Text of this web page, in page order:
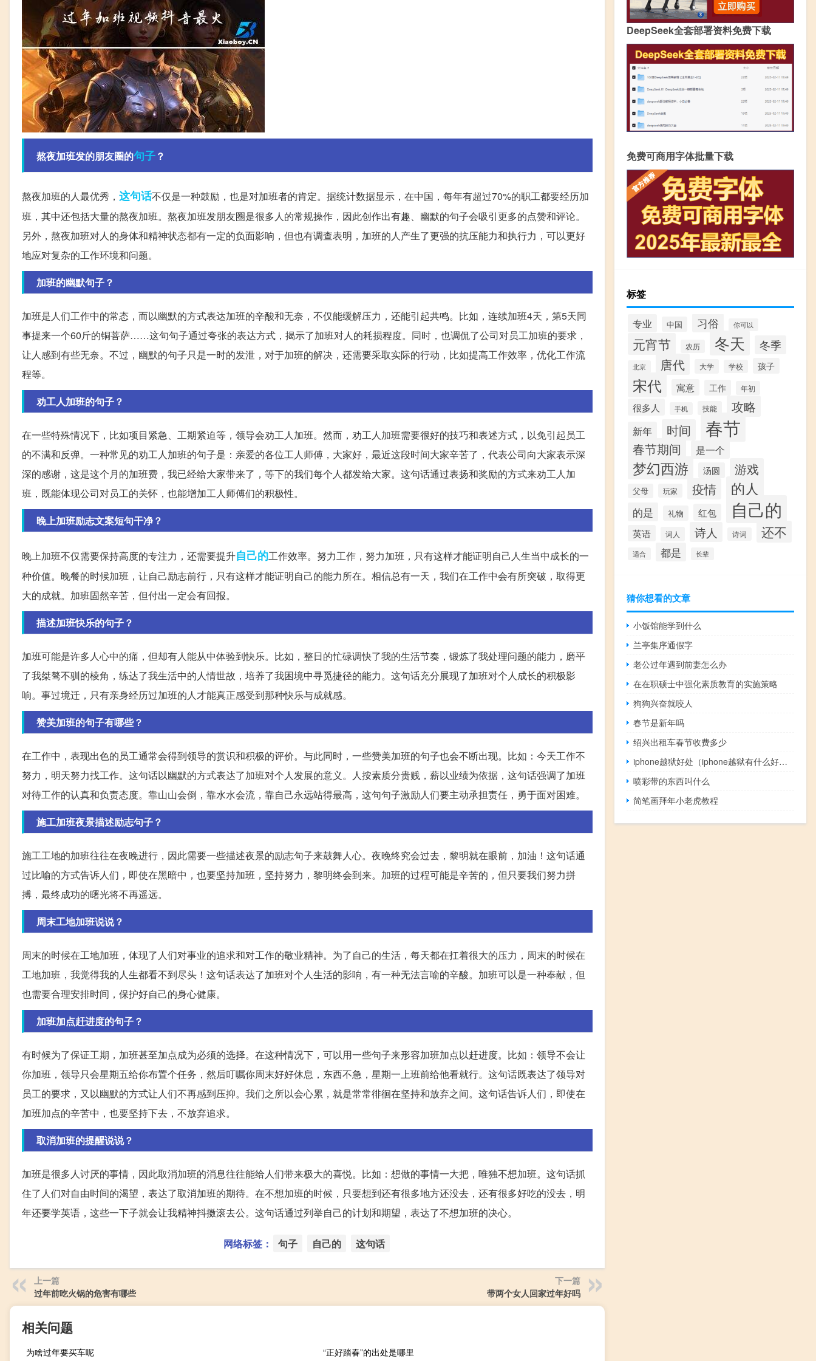
熬夜加班发的朋友圈的句子？
熬夜加班的人最优秀， 这句话不仅是一种鼓励，也是对加班者的肯定。据统计数据显示，在中国，每年有超过70%的职工都要经历加
班，其中还包括大量的熬夜加班。熬夜加班发朋友圈是很多人的常规操作，因此创作出有趣、幽默的句子会吸引更多的点赞和评论。
另外，熬夜加班对人的身体和精神状态都有一定的负面影响，但也有调查表明，加班的人产生了更强的抗压能力和执行力，可以更好
地应对复杂的工作环境和问题。
加班的幽默句子？
加班是人们工作中的常态，而以幽默的方式表达加班的辛酸和无奈，不仅能缓解压力，还能引起共鸣。比如，连续加班4天，第5天同
事提来一个60斤的铜菩萨……这句句子通过夸张的表达方式，揭示了加班对人的耗损程度。同时，也调侃了公司对员工加班的要求，
让人感到有些无奈。不过，幽默的句子只是一时的发泄，对于加班的解决，还需要采取实际的行动，比如提高工作效率，优化工作流
程等。
劝工人加班的句子？
在一些特殊情况下，比如项目紧急、工期紧迫等，领导会劝工人加班。然而，劝工人加班需要很好的技巧和表述方式，以免引起员工
的不满和反弹。一种常见的劝工人加班的句子是：亲爱的各位工人师傅，大家好，最近这段时间大家辛苦了，代表公司向大家表示深
深的感谢，这是这个月的加班费，我已经给大家带来了，等下的我们每个人都发给大家。这句话通过表扬和奖励的方式来劝工人加
班，既能体现公司对员工的关怀，也能增加工人师傅们的积极性。
晚上加班励志文案短句干净？
晚上加班不仅需要保持高度的专注力，还需要提升自己的工作效率。努力工作，努力加班，只有这样才能证明自己人生当中成长的一
种价值。晚餐的时候加班，让自己励志前行，只有这样才能证明自己的能力所在。相信总有一天，我们在工作中会有所突破，取得更
大的成就。加班固然辛苦，但付出一定会有回报。
描述加班快乐的句子？
加班可能是许多人心中的痛，但却有人能从中体验到快乐。比如，整日的忙碌调快了我的生活节奏，锻炼了我处理问题的能力，磨平
了我桀骜不驯的棱角，练达了我生活中的人情世故，培养了我困境中寻觅捷径的能力。这句话充分展现了加班对个人成长的积极影
响。事过境迁，只有亲身经历过加班的人才能真正感受到那种快乐与成就感。
赞美加班的句子有哪些？
在工作中，表现出色的员工通常会得到领导的赏识和积极的评价。与此同时，一些赞美加班的句子也会不断出现。比如：今天工作不
努力，明天努力找工作。这句话以幽默的方式表达了加班对个人发展的意义。人按素质分贵贱，薪以业绩为依据，这句话强调了加班
对待工作的认真和负责态度。靠山山会倒，靠水水会流，靠自己永远站得最高，这句句子激励人们要主动承担责任，勇于面对困难。
施工加班夜景描述励志句子？
施工工地的加班往往在夜晚进行，因此需要一些描述夜景的励志句子来鼓舞人心。夜晚终究会过去，黎明就在眼前，加油！这句话通
过比喻的方式告诉人们，即使在黑暗中，也要坚持加班，坚持努力，黎明终会到来。加班的过程可能是辛苦的，但只要我们努力拼
搏，最终成功的曙光将不再遥远。
周末工地加班说说？
周末的时候在工地加班，体现了人们对事业的追求和对工作的敬业精神。为了自己的生活，每天都在扛着很大的压力，周末的时候在
工地加班，我觉得我的人生都看不到尽头！这句话表达了加班对个人生活的影响，有一种无法言喻的辛酸。加班可以是一种奉献，但
也需要合理安排时间，保护好自己的身心健康。
加班加点赶进度的句子？
有时候为了保证工期，加班甚至加点成为必须的选择。在这种情况下，可以用一些句子来形容加班加点以赶进度。比如：领导不会让
你加班，领导只会星期五给你布置个任务，然后叮嘱你周末好好休息，东西不急，星期一上班前给他看就行。这句话既表达了领导对
员工的要求，又以幽默的方式让人们不再感到压抑。我们之所以会心累，就是常常徘徊在坚持和放弃之间。这句话告诉人们，即使在
加班加点的辛苦中，也要坚持下去，不放弃追求。
取消加班的提醒说说？
加班是很多人讨厌的事情，因此取消加班的消息往往能给人们带来极大的喜悦。比如：想做的事情一大把，唯独不想加班。这句话抓
住了人们对自由时间的渴望，表达了取消加班的期待。在不想加班的时候，只要想到还有很多地方还没去，还有很多好吃的没去，明
年还要学英语，这些一下子就会让我精神抖擞滚去公。这句话通过列举自己的计划和期望，表达了不想加班的决心。
网络标签： 句子 自己的 这句话
上一篇
过年前吃火锅的危害有哪些
下一篇
带两个女人回家过年好吗
相关问题
为啥过年要买车呢 “正好踏春”的出处是哪里
DeepSeek全套部署资料免费下载
免费可商用字体批量下载
标签
专业 中国 习俗 你可以
元宵节 农历 冬天 冬季
北京 唐代 大学 学校 孩子
宋代 寓意 工作 年初
很多人 手机 技能 攻略
新年 时间 春节
春节期间 是一个
梦幻西游 汤圆 游戏
父母 玩家 疫情 的人
的是 礼物 红包 自己的
英语 词人 诗人 诗词 还不
适合 都是 长辈
猜你想看的文章
小饭馆能学到什么
兰亭集序通假字
老公过年遇到前妻怎么办
在在职硕士中强化素质教育的实施策略
狗狗兴奋就咬人
春节是新年吗
绍兴出租车春节收费多少
iphone越狱好处（iphone越狱有什么好处和坏处）
喷彩带的东西叫什么
简笔画拜年小老虎教程